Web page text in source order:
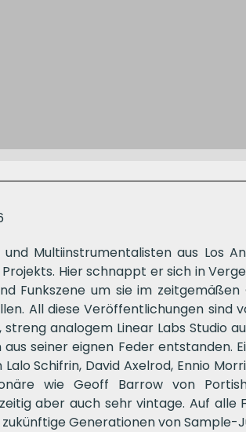
und Multiinstrumentalisten aus Los
Projekts. Hier schnappt er sich in
Funkszene um sie im
All diese Veröffentlichungen sind
streng analogem Linear Labs Studio
seiner eignen Feder entstanden.
Schifrin, David Axelrod, Ennio
wie Geoff Barrow von
aber auch sehr vintage. Auf alle
Generationen von Sample-